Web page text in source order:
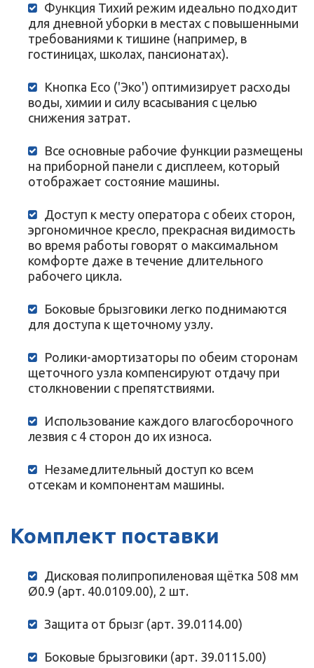
Функция Тихий режим идеально подходит
для дневной уборки в местах с повышенными
требованиями к тишине (например, в
гостиницах, школах, пансионатах).
Кнопка Eco ('Эко') оптимизирует расходы
воды, химии и силу всасывания с целью
снижения затрат.
Все основные рабочие функции размещены
на приборной панели с дисплеем, который
отображает состояние машины.
Доступ к месту оператора с обеих сторон,
эргономичное кресло, прекрасная видимость
во время работы говорят о максимальном
комфорте даже в течение длительного
рабочего цикла.
Боковые брызговики легко поднимаются
для доступа к щеточному узлу.
Ролики-амортизаторы по обеим сторонам
щеточного узла компенсируют отдачу при
столкновении с препятствиями.
Использование каждого влагосборочного
лезвия с 4 сторон до их износа.
Незамедлительный доступ ко всем
отсекам и компонентам машины.
Комплект поставки
Дисковая полипропиленовая щётка 508 мм
Ø0.9 (арт. 40.0109.00), 2 шт.
Защита от брызг (арт. 39.0114.00)
Боковые брызговики (арт. 39.0115.00)